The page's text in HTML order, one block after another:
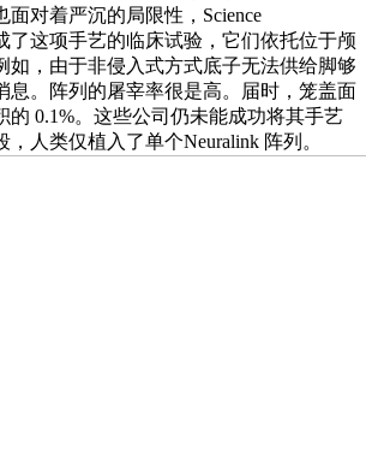
面对着严沉的局限性，Science
了这项手艺的临床试验，它们依托位于颅
如，由于非侵入式方式底子无法供给脚够
息。阵列的屠宰率很是高。届时，笼盖面
的 0.1%。这些公司仍未能成功将其手艺
人类仅植入了单个Neuralink 阵列。